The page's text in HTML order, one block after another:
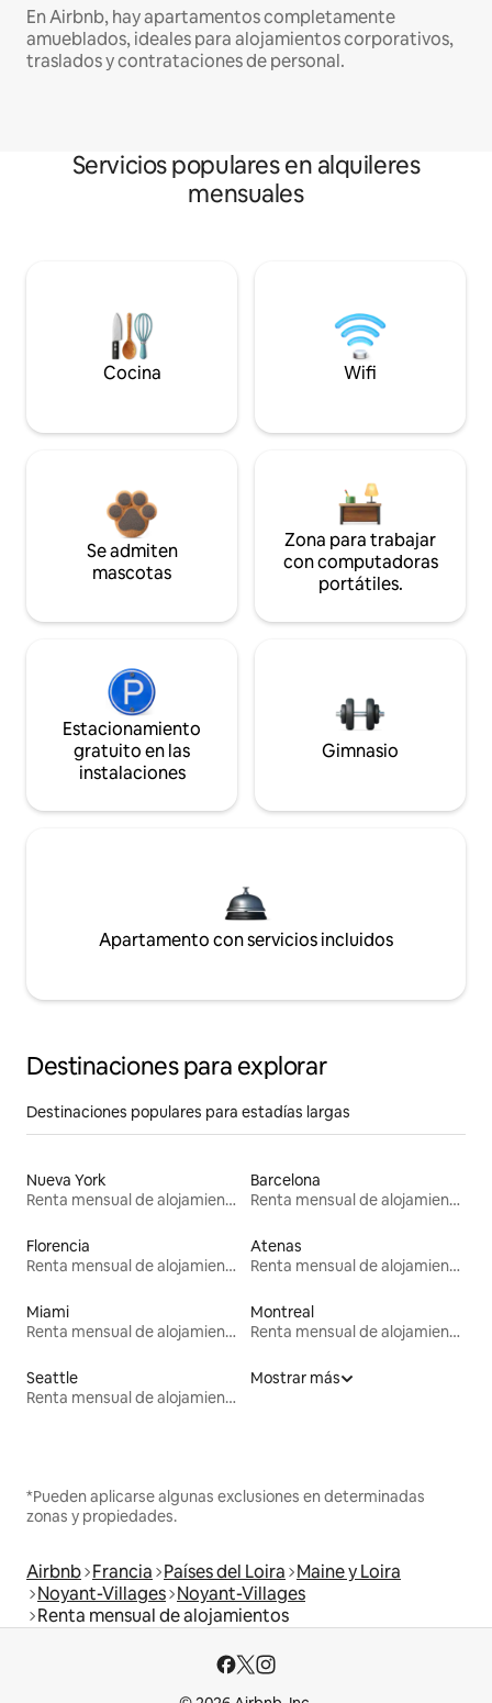
En Airbnb, hay apartamentos completamente
amueblados, ideales para alojamientos corporativos,
traslados y contrataciones de personal.
Servicios populares en alquileres
mensuales
Cocina Wifi
Se admiten
mascotas
Zona para trabajar
con computadoras
portátiles.
Estacionamiento
gratuito en las
instalaciones
Gimnasio
Apartamento con servicios incluidos
Destinaciones para explorar
Destinaciones populares para estadías largas
Nueva York
Renta mensual de alojamientos
Barcelona
Renta mensual de alojamientos
Florencia
Renta mensual de alojamientos
Atenas
Renta mensual de alojamientos
Miami
Renta mensual de alojamientos
Montreal
Renta mensual de alojamientos
Seattle
Renta mensual de alojamientos
Mostrar más
*Pueden aplicarse algunas exclusiones en determinadas
zonas y propiedades.
Airbnb Francia Países del Loira Maine y Loira
Noyant-Villages Noyant-Villages
Renta mensual de alojamientos